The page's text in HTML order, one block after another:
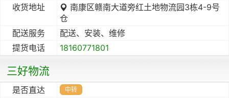
收货地址
南康区赣南大道旁红土地物流园3栋4-9号
仓
配送服务
配送、安装、维修
提货电话
18160771801
三好物流
是否直达 中转